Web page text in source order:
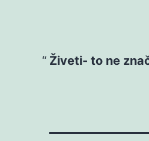
Živeti- to ne